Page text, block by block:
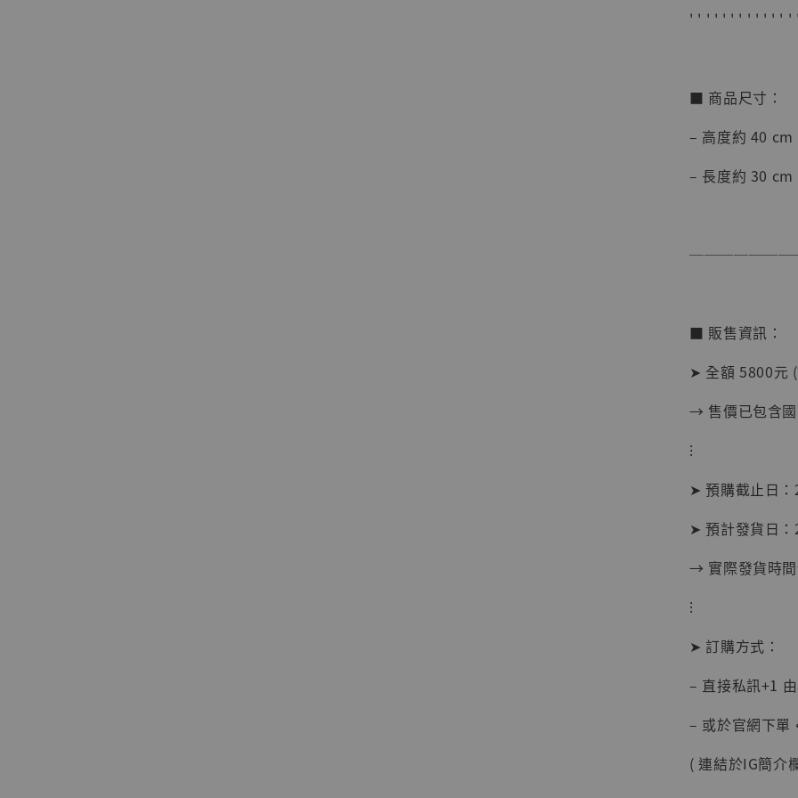
系列蒐
NT$ 1,870
【現貨
可動
彈飛
子
NT$ 5,300
' ' ' ' ' ' ' ' ' ' ' ' '
■ 商品尺寸：
– 高度約 40 cm
– 長度約 30 cm
■ 販售資訊：
➤ 全額 5800元
→ 售價已包含
⁝
➤ 預購截止日
➤ 預計發貨日
→ 實際發貨時
⁝
➤ 訂購方式：
– 直接私訊+1
– 或於官網下單
( 連結於IG簡介